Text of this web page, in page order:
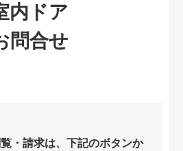
内ドア
問合せ
・請求は、下記のボタンか